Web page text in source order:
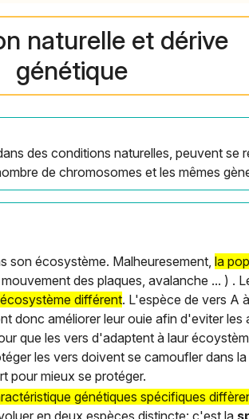
naturelle et dérive
génétique
des conditions naturelles, peuvent se
de chromosomes et les mêmes
son écosystème. Malheuresement,la
des plaques, avalanche ... ) .
différent. L'espèce de vers A
donc améliorer leur ouie afin d'eviter les
que les vers d'adaptent à laur
les vers doivent se camoufler dans
pour mieux se protéger.
génétiques spécifiques
en deux espèces distincte: c'est la